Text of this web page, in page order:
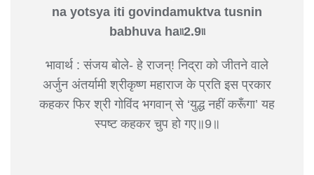
na yotsya iti govindamuktva tusnin
babhuva ha৷৷2.9৷৷
भावार्थ : संजय बोले- हे राजन्! निद्रा को जीतने वाले
अर्जुन अंतर्यामी श्रीकृष्ण महाराज के प्रति इस प्रकार
कहकर फिर श्री गोविंद भगवान् से ‘युद्ध नहीं करूँगा’ यह
स्पष्ट कहकर चुप हो गए॥9॥